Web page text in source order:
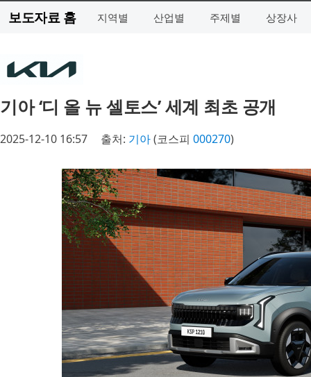
보도자료 홈 지역별 산업별 주제별 상장사
기아 ‘디 올 뉴 셀토스’ 세계 최초 공개
2025-12-10 16:57 출처: 기아(코스피 000270)